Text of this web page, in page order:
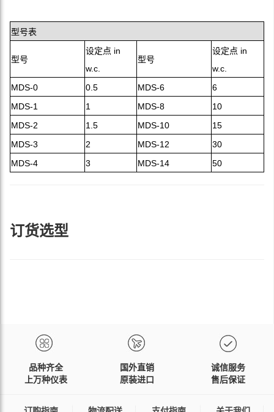
型号表
型号
设定点 in
w.c.
型号
设定点 in
w.c.
MDS-0
0.5 MDS-6
6
MDS-1
1 MDS-8
10
MDS-2
1.5 MDS-10
15
MDS-3
2 MDS-12
30
MDS-4
3 MDS-14 50
订货选型
品种齐全
上万种仪表
国外直销
原装进口
诚信服务
售后保证